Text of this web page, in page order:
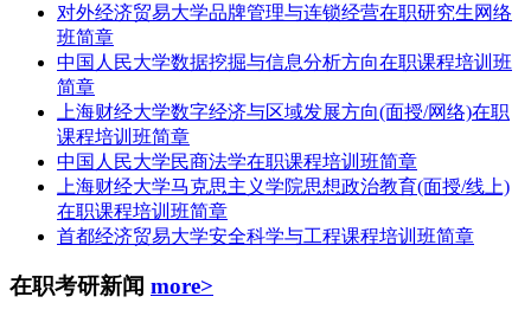
对外经济贸易大学品牌管理与连锁经营在职研究生网络
班简章
中国人民大学数据挖掘与信息分析方向在职课程培训班
简章
上海财经大学数字经济与区域发展方向(面授/网络)在职
课程培训班简章
中国人民大学民商法学在职课程培训班简章
上海财经大学马克思主义学院思想政治教育(面授/线上)
在职课程培训班简章
首都经济贸易大学安全科学与工程课程培训班简章
在职考研新闻 more>